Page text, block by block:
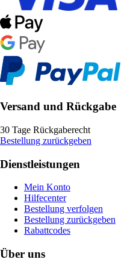
Versand und Rückgabe
30 Tage Rückgaberecht
Bestellung zurückgeben
Dienstleistungen
Mein Konto
Hilfecenter
Bestellung verfolgen
Bestellung zurückgeben
Rabattcodes
Über uns